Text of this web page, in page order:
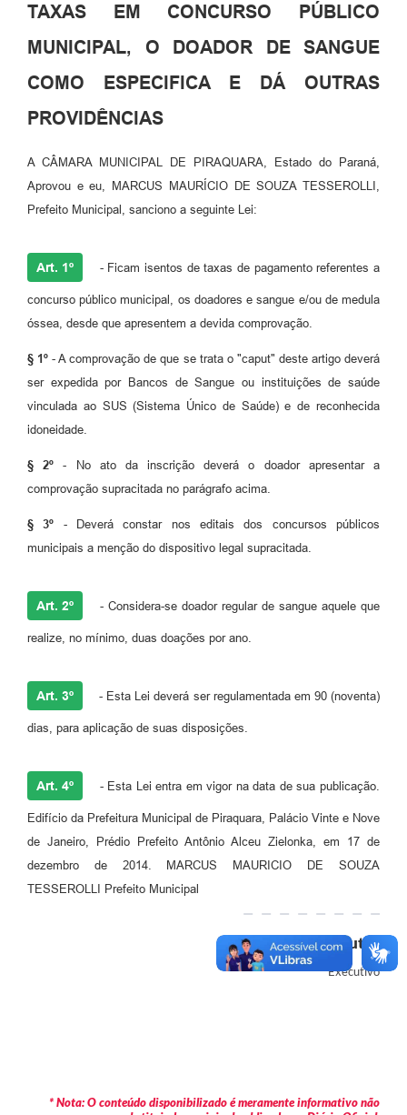
TAXAS EM CONCURSO PÚBLICO
MUNICIPAL, O DOADOR DE SANGUE
COMO ESPECIFICA E DÁ OUTRAS
PROVIDÊNCIAS
A CÂMARA MUNICIPAL DE PIRAQUARA, Estado do Paraná,
Aprovou e eu, MARCUS MAURÍCIO DE SOUZA TESSEROLLI,
Prefeito Municipal, sanciono a seguinte Lei:
Art. 1º - Ficam isentos de taxas de pagamento referentes a
concurso público municipal, os doadores e sangue e/ou de medula
óssea, desde que apresentem a devida comprovação.
§ 1º - A comprovação de que se trata o "caput" deste artigo deverá
ser expedida por Bancos de Sangue ou instituições de saúde
vinculada ao SUS (Sistema Único de Saúde) e de reconhecida
idoneidade.
§ 2º - No ato da inscrição deverá o doador apresentar a
comprovação supracitada no parágrafo acima.
§ 3º - Deverá constar nos editais dos concursos públicos
municipais a menção do dispositivo legal supracitada.
Art. 2º - Considera-se doador regular de sangue aquele que
realize, no mínimo, duas doações por ano.
Art. 3º - Esta Lei deverá ser regulamentada em 90 (noventa)
dias, para aplicação de suas disposições.
Art. 4º - Esta Lei entra em vigor na data de sua publicação.
Edifício da Prefeitura Municipal de Piraquara, Palácio Vinte e Nove
de Janeiro, Prédio Prefeito Antônio Alceu Zielonka, em 17 de
dezembro de 2014. MARCUS MAURICIO DE SOUZA
TESSEROLLI Prefeito Municipal
Autor
Executivo
* Nota: O conteúdo disponibilizado é meramente informativo não